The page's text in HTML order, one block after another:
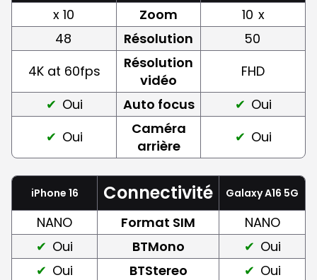
x 10 Zoom 10 x
48
Résolution
50
4K at 60fps
Résolution
vidéo
FHD
Oui
Auto focus
Oui
Oui
Caméra
arrière
Oui
iPhone 16 Connectivité Galaxy A16 5G
NANO Format SIM
NANO
Oui
BTMono
Oui
Oui
BTStereo
Oui